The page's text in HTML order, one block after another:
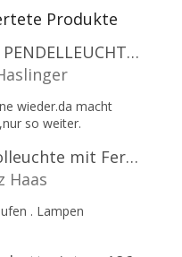
Produkte
LED LINEARE PENDELLEUCHTE EXECULINE 120CM, 30W, 3750LM, 96°, 4000K, IP20, WEISS [207806]
beträgt 5 von 5 Sternen.
wieder.da macht
so weiter.
RGB-LED-Poolleuchte mit Fernbedienung, 12W, 1260lm, PAR56, 12V, 1+1 gratis!
beträgt 5 von 5 Sternen.
Haas
. Lampen